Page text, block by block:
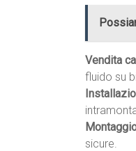
Vendita
fluido su
sicure.